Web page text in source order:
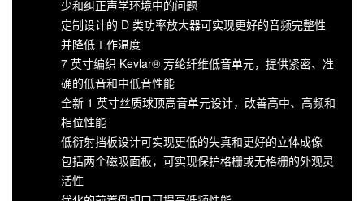
少和纠正声学环境中的问题
定制设计的 D 类功率放大器可实现更好的音频完整性
并降低工作温度
7 英寸编织 Kevlar® 芳纶纤维低音单元，提供紧密、准
确的低音和中低音性能
全新 1 英寸丝质球顶高音单元设计，改善高中、高频和
相位性能
低衍射挡板设计可实现更低的失真和更好的立体成像
包括两个磁吸面板，可实现保护格栅或无格栅的外观灵
活性